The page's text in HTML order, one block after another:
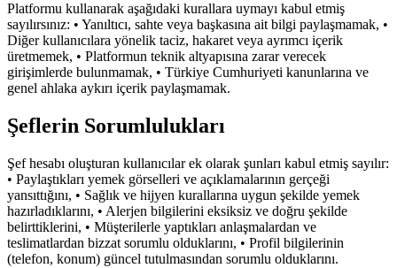
Platformu kullanarak aşağıdaki kurallara uymayı kabul etmiş
sayılırsınız: • Yanıltıcı, sahte veya başkasına ait bilgi paylaşmamak, •
Diğer kullanıcılara yönelik taciz, hakaret veya ayrımcı içerik
üretmemek, • Platformun teknik altyapısına zarar verecek
girişimlerde bulunmamak, • Türkiye Cumhuriyeti kanunlarına ve
genel ahlaka aykırı içerik paylaşmamak.
Şeflerin Sorumlulukları
Şef hesabı oluşturan kullanıcılar ek olarak şunları kabul etmiş sayılır:
• Paylaştıkları yemek görselleri ve açıklamalarının gerçeği
yansıttığını, • Sağlık ve hijyen kurallarına uygun şekilde yemek
hazırladıklarını, • Alerjen bilgilerini eksiksiz ve doğru şekilde
belirttiklerini, • Müşterilerle yaptıkları anlaşmalardan ve
teslimatlardan bizzat sorumlu olduklarını, • Profil bilgilerinin
(telefon, konum) güncel tutulmasından sorumlu olduklarını.